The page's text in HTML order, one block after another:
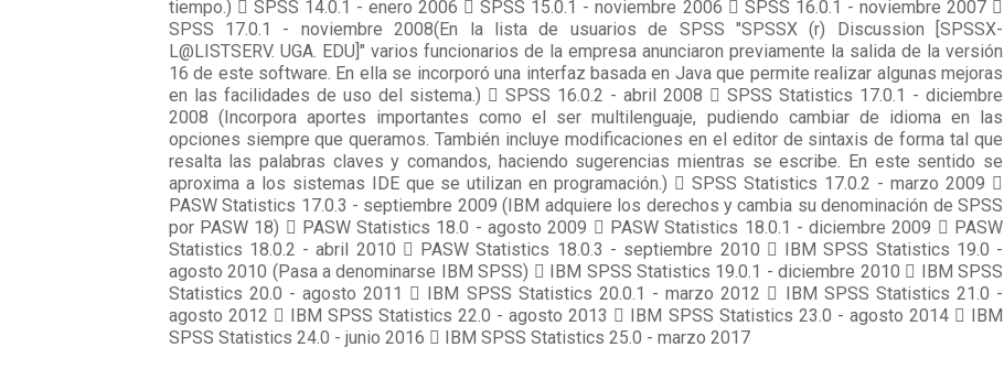
tiempo.)  SPSS 14.0.1 - enero 2006  SPSS 15.0.1 - noviembre 2006  SPSS 16.0.1 - noviembre 2007 
SPSS 17.0.1 - noviembre 2008(En la lista de usuarios de SPSS "SPSSX (r) Discussion [SPSSX-
L@LISTSERV. UGA. EDU]" varios funcionarios de la empresa anunciaron previamente la salida de la versión
16 de este software. En ella se incorporó una interfaz basada en Java que permite realizar algunas mejoras
en las facilidades de uso del sistema.)  SPSS 16.0.2 - abril 2008  SPSS Statistics 17.0.1 - diciembre
2008 (Incorpora aportes importantes como el ser multilenguaje, pudiendo cambiar de idioma en las
opciones siempre que queramos. También incluye modificaciones en el editor de sintaxis de forma tal que
resalta las palabras claves y comandos, haciendo sugerencias mientras se escribe. En este sentido se
aproxima a los sistemas IDE que se utilizan en programación.)  SPSS Statistics 17.0.2 - marzo 2009 
PASW Statistics 17.0.3 - septiembre 2009 (IBM adquiere los derechos y cambia su denominación de SPSS
por PASW 18)  PASW Statistics 18.0 - agosto 2009  PASW Statistics 18.0.1 - diciembre 2009  PASW
Statistics 18.0.2 - abril 2010  PASW Statistics 18.0.3 - septiembre 2010  IBM SPSS Statistics 19.0 -
agosto 2010 (Pasa a denominarse IBM SPSS)  IBM SPSS Statistics 19.0.1 - diciembre 2010  IBM SPSS
Statistics 20.0 - agosto 2011  IBM SPSS Statistics 20.0.1 - marzo 2012  IBM SPSS Statistics 21.0 -
agosto 2012  IBM SPSS Statistics 22.0 - agosto 2013  IBM SPSS Statistics 23.0 - agosto 2014  IBM
SPSS Statistics 24.0 - junio 2016  IBM SPSS Statistics 25.0 - marzo 2017